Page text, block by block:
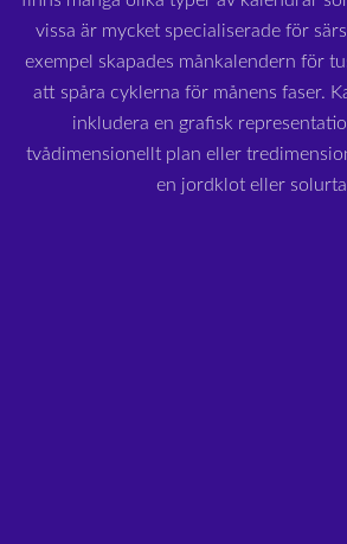
vissa är mycket specialiserade för
exempel skapades månkalendern för
att spåra cyklerna för månens faser.
inkludera en grafisk
tvådimensionellt plan eller
en jordklot eller